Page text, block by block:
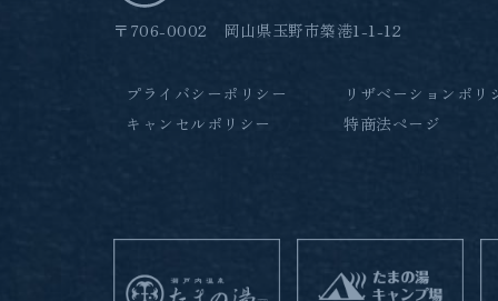
〒706-0002 岡山県玉野市築港1-1-12
プライバシーポリシー
キャンセルポリシー
リザベーションポリ
特商法ページ